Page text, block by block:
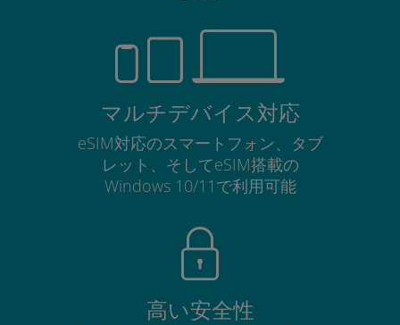
マルチデバイス対応
eSIM対応のスマートフォン、タブ
レット、そしてeSIM搭載の
Windows 10/11で利用可能
高い安全性